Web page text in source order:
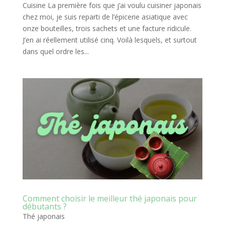
Cuisine La première fois que j’ai voulu cuisiner japonais
chez moi, je suis reparti de l’épicerie asiatique avec
onze bouteilles, trois sachets et une facture ridicule.
J’en ai réellement utilisé cinq. Voilà lesquels, et surtout
dans quel ordre les...
Comment choisir le meilleur thé japonais pour
débutants ?
Thé japonais